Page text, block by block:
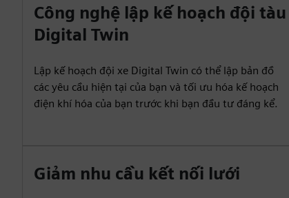
Công nghệ lập kế hoạch đội tàu
Digital Twin
Lập kế hoạch đội xe Digital Twin có thể lập bản đồ
các yêu cầu hiện tại của bạn và tối ưu hóa kế hoạch
điện khí hóa của bạn trước khi bạn đầu tư đáng kể.
Giảm nhu cầu kết nối lưới